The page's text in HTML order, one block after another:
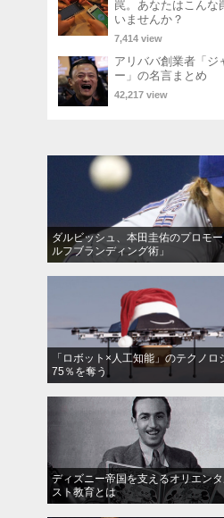
罠。あなたはこんな
いませんか？
7,414 view
アリババ創業者「ジ
ー」の名言まとめ
42,217 view
ダルビッシュ、本田圭佑のプロモ
ルフブランディング術」
「ロボット×人工知能」のテクノロ
75％を奪う
ディズニー帝国を支えるオリエン
スト教育とは